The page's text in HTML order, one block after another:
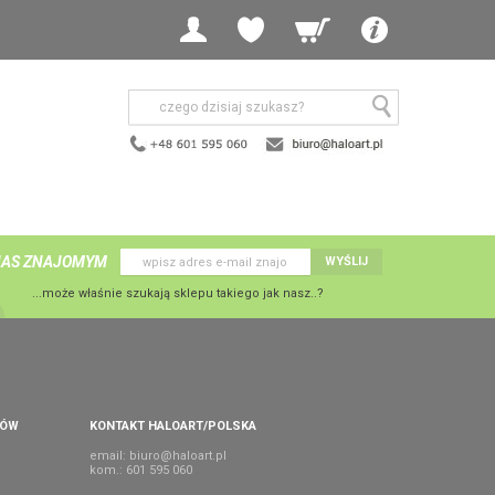
ZNAJOMYM WYŚLIJ
...może właśnie szukają sklepu takiego jak nasz..?
KONTAKT HALOART/POLSKA
email: biuro@haloart.pl
kom.: 601 595 060